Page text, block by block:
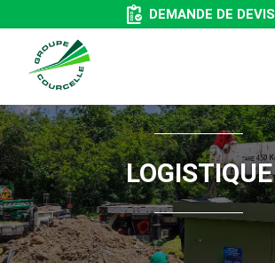
Aller
au
DEMANDE DE DEVIS
LOGISTIQUE